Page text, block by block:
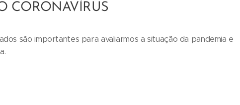
CORONAVÍRUS
são importantes para avaliarmos a situação da pandemia e